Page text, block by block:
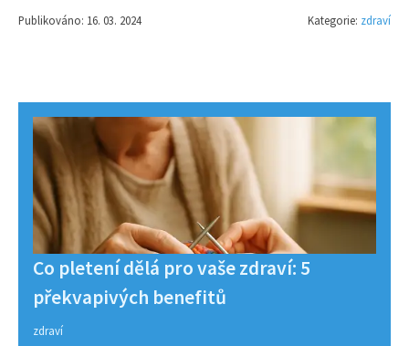
Publikováno: 16. 03. 2024 Kategorie: zdraví
Co pletení dělá pro vaše zdraví: 5
překvapivých benefitů
zdraví